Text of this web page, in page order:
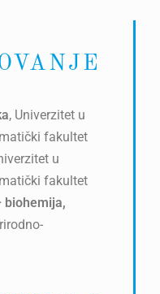
, Univerzitet u
fakultet
u
fakultet
biohemija,